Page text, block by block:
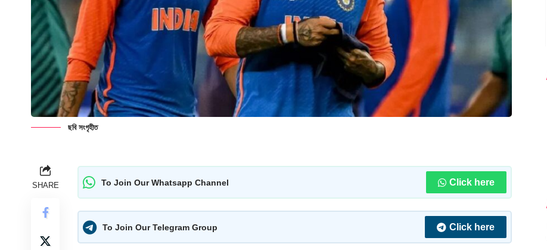
ছবি সংগৃহীত
SHARE To Join Our Whatsapp Channel Click here
To Join Our Telegram Group Click here